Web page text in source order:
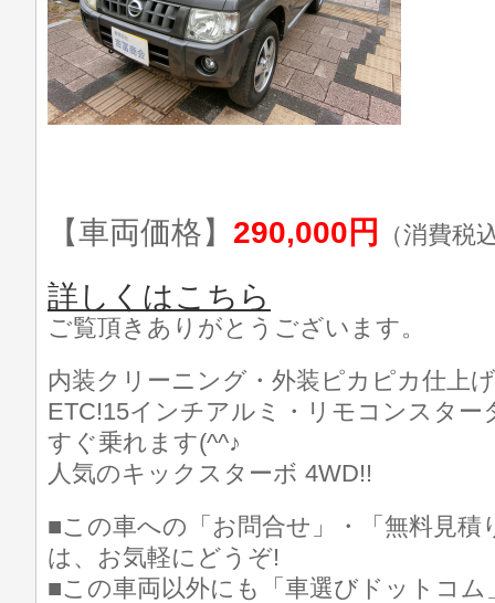
【車両価格】 290,000円 （消費税
詳しくはこちら
ご覧頂きありがとうございます。
内装クリーニング・外装ピカピカ仕上
ETC!15インチアルミ・リモコンスター
すぐ乗れます(^^♪
人気のキックスターボ 4WD!!
■この車への「お問合せ」・「無料見積
は、お気軽にどうぞ!
■この車両以外にも「車選びドットコ